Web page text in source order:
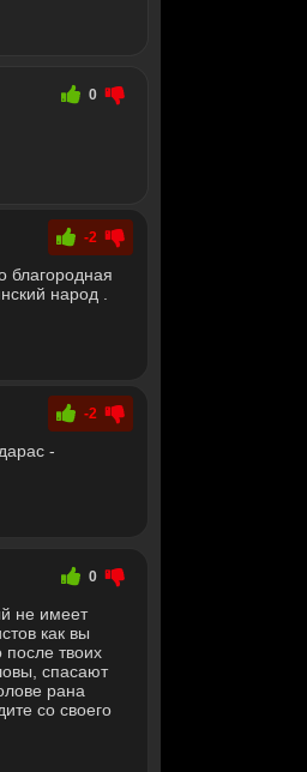
0
-2
благородная
народ .
-2
-
0
не имеет
как вы
твоих
спасают
рана
со своего